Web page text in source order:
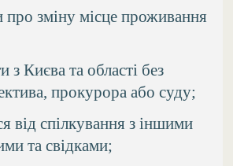
про зміну місце проживання
з Києва та області без
прокурора або суду;
від спілкування з іншими
та свідками;